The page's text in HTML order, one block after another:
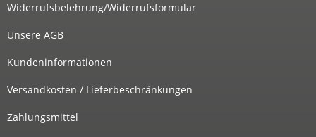
Widerrufsbelehrung/Widerrufsformular
Unsere AGB
Kundeninformationen
Versandkosten / Lieferbeschränkungen
Zahlungsmittel